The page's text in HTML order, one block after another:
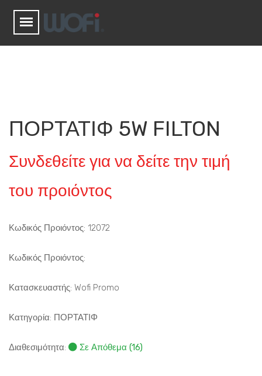
ΠΟΡΤΑΤΙΦ 5W FILTON
Συνδεθείτε για να δείτε την τιμή
του προιόντος
Κωδικός Προιόντος: 12072
Κωδικός Προιόντος:
Κατασκευαστής: Wofi Promo
Κατηγορία: ΠΟΡΤΑΤΙΦ
Διαθεσιμότητα: Σε Απόθεμα (16)